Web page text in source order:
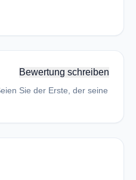
Bewertung schreiben
Sie der Erste, der seine